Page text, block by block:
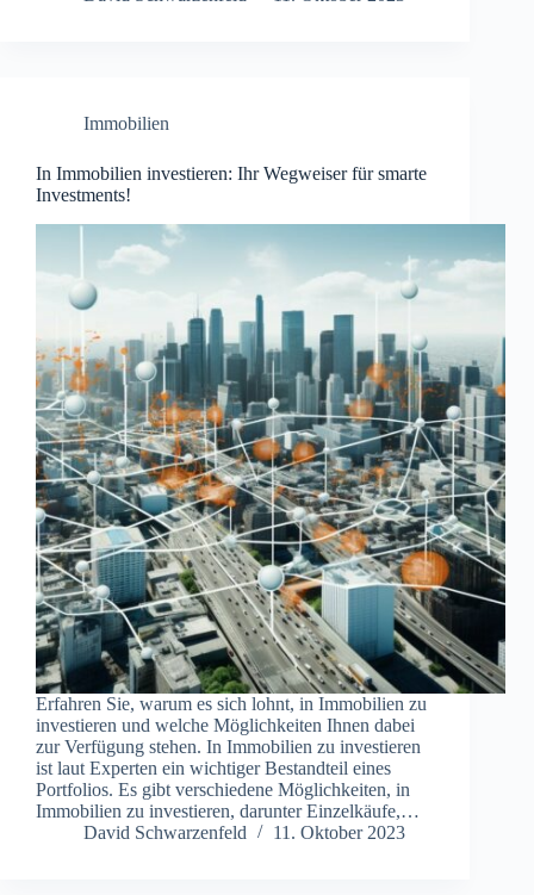
Immobilien
In Immobilien investieren: Ihr Wegweiser für smarte
Investments!
Erfahren Sie, warum es sich lohnt, in Immobilien zu
investieren und welche Möglichkeiten Ihnen dabei
zur Verfügung stehen. In Immobilien zu investieren
ist laut Experten ein wichtiger Bestandteil eines
Portfolios. Es gibt verschiedene Möglichkeiten, in
Immobilien zu investieren, darunter Einzelkäufe,…
David Schwarzenfeld
11. Oktober 2023